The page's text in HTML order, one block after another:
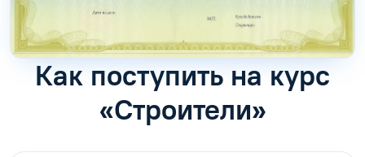
Как поступить на курс
«Строители»